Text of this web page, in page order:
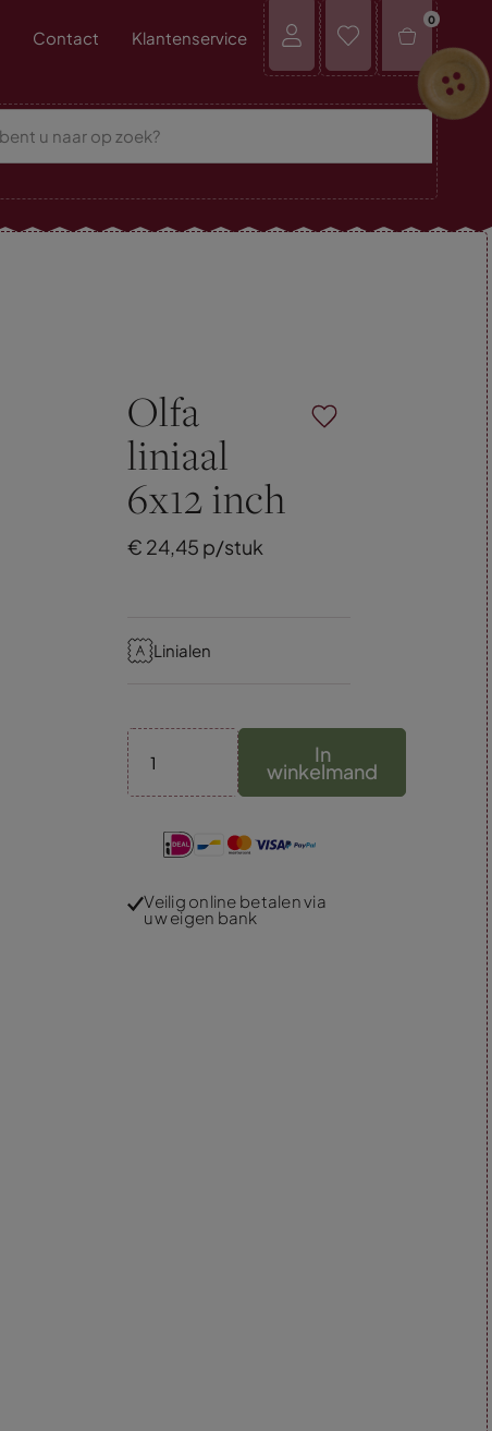
Contact Klantenservice
0
Olfa
liniaal
6x12 inch
€ 24,45 p/stuk
Linialen
In
winkelmand
Veilig online betalen via
uw eigen bank